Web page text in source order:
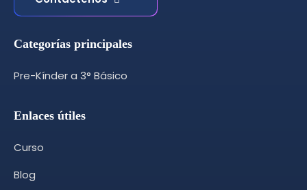
Categorías principales
Pre-Kínder a 3° Básico
Enlaces útiles
Curso
Blog